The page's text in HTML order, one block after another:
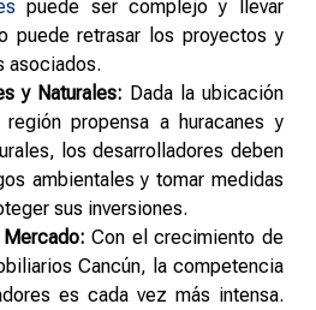
puede ser complejo y llevar
puede retrasar los proyectos y
asociados.
y Naturales: Dada la ubicación
propensa a huracanes y
los desarrolladores deben
ambientales y tomar medidas
sus inversiones.
Con el crecimiento de
Cancún, la competencia
es cada vez más intensa.